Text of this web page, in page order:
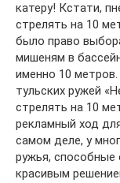
катеру! Кстати,
стрелять на 10
было право
мишеням в
именно 10 метров.
тульских ружей
стрелять на 10
рекламный ход
самом деле, у
ружья,
красивым